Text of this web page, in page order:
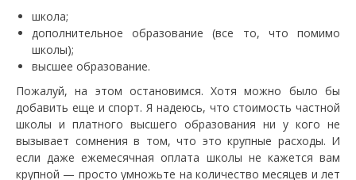
школа;
дополнительное образование (все то, что помимо
школы);
высшее образование.
Пожалуй, на этом остановимся. Хотя можно было бы
добавить еще и спорт. Я надеюсь, что стоимость частной
школы и платного высшего образования ни у кого не
вызывает сомнения в том, что это крупные расходы. И
если даже ежемесячная оплата школы не кажется вам
крупной — просто умножьте на количество месяцев и лет